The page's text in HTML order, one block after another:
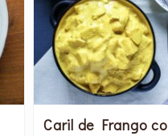
Caril de Frango